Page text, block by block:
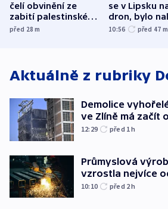
čelí obvinění ze
zabití palestinského
aktivisty
před 28m
se v Lipsku
dron, bylo
municí, píší
10:56 před 47 m
Aktuálně z rubriky
Demolice
ve Zlíně má začít
12:29 před 1h
Průmyslová
vzrostla nejvíce
10:10 před 2h